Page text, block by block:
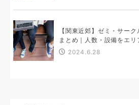
【関東近郊】ゼミ・サー
まとめ｜人数・設備をエリ
2024.6.28